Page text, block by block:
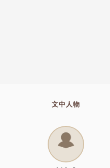
文中人物